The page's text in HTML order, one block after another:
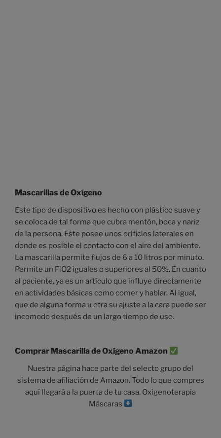
Mascarillas de Oxígeno
Este tipo de dispositivo es hecho con plástico suave y
se coloca de tal forma que cubra mentón, boca y nariz
de la persona. Este posee unos orificios laterales en
donde es posible el contacto con el aire del ambiente.
La mascarilla permite flujos de 6 a 10 litros por minuto.
Permite un FiO2 iguales o superiores al 50%. En cuanto
al paciente, ya es un artículo que influye directamente
en actividades básicas como comer y hablar. Al igual,
que de alguna forma u otra su ajuste a la cara puede ser
incomodo después de un largo tiempo de uso.
Comprar Mascarilla de Oxígeno Amazon
Nuestra página hace parte del selecto grupo del
sistema de afiliación de Amazon. Todo lo que compres
aquí llegará a la puerta de tu casa. Oxigenoterapia
Máscaras